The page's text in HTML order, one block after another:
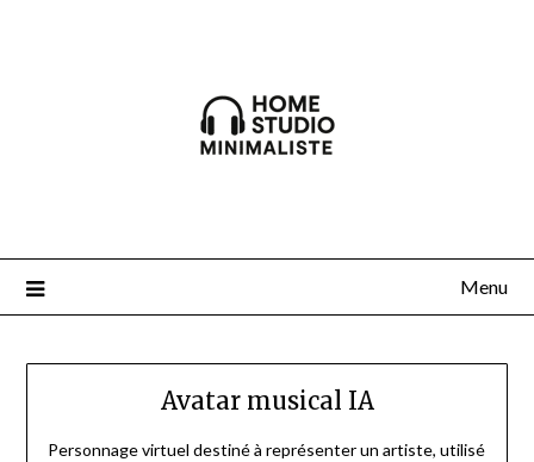
Menu
Avatar musical IA
Personnage virtuel destiné à représenter un artiste, utilisé